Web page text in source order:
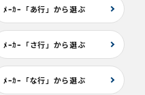
ﾒｰｶｰ「あ行」から選ぶ
ﾒｰｶｰ「さ行」から選ぶ
ﾒｰｶｰ「な行」から選ぶ